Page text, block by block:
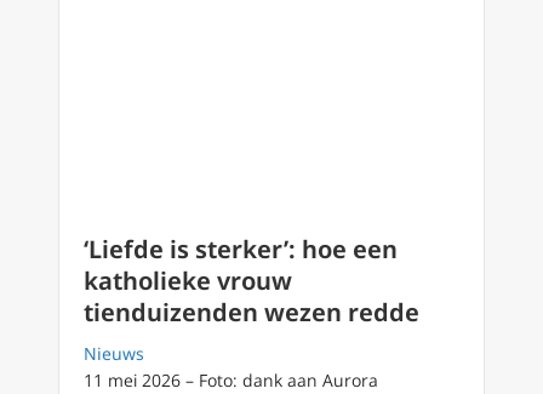
‘Liefde is sterker’: hoe een
katholieke vrouw
tienduizenden wezen redde
Nieuws
11 mei 2026 – Foto: dank aan Aurora